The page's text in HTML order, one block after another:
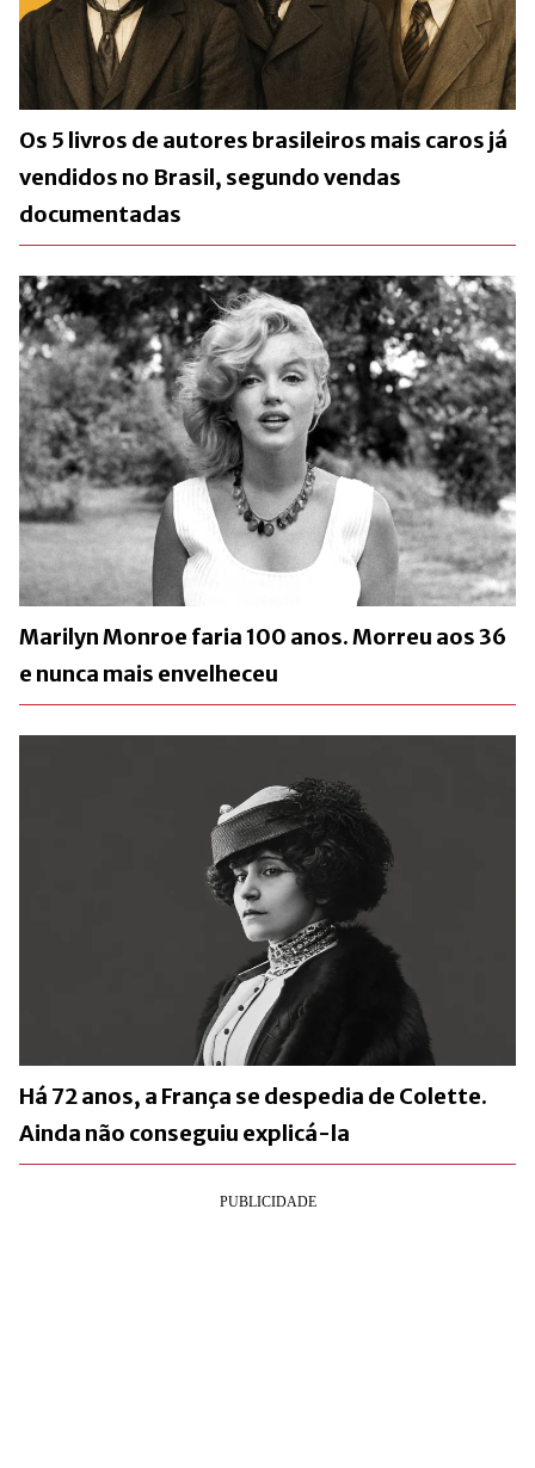
Os 5 livros de autores brasileiros mais caros já
vendidos no Brasil, segundo vendas
documentadas
Marilyn Monroe faria 100 anos. Morreu aos 36
e nunca mais envelheceu
Há 72 anos, a França se despedia de Colette.
Ainda não conseguiu explicá-la